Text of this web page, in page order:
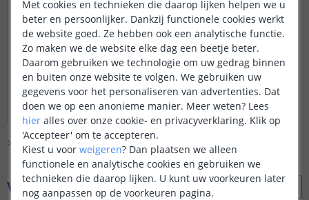
op afstand monitoren of er lekkages zijn.
Snel gekoppeld met wifi. Geen hub nodig.
Versie met snoer, kun je op 3 plekken
water lek detecteren. Op juist andersom
(geen water meer). Is alleen nog niet gelukt
een email alert te ontvangen wat mogelijk
zou moeten zijn.
Lees hele review
22 september 2025
Bekijk alle 1 reviews
Vraag & antwoord
Met cookies en technieken die daarop lijken helpen we u
beter en persoonlijker. Dankzij functionele cookies werkt
de website goed. Ze hebben ook een analytische functie.
Zo maken we de website elke dag een beetje beter.
Daarom gebruiken we technologie om uw gedrag binnen
en buiten onze website te volgen. We gebruiken uw
gegevens voor het personaliseren van advertenties. Dat
doen we op een anonieme manier. Meer weten? Lees
hier alles over onze cookie- en privacyverklaring. Klik op
'Accepteer' om te accepteren.
Kiest u voor weigeren? Dan plaatsen we alleen
functionele en analytische cookies en gebruiken we
technieken die daarop lijken. U kunt uw voorkeuren later
nog aanpassen op de voorkeuren pagina.